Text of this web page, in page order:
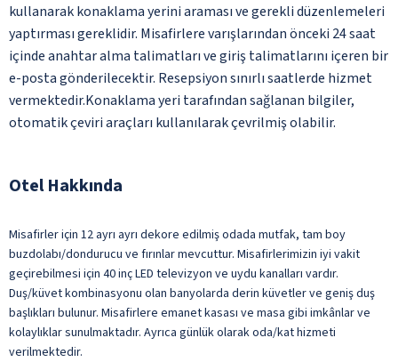
kullanarak konaklama yerini araması ve gerekli düzenlemeleri
yaptırması gereklidir. Misafirlere varışlarından önceki 24 saat
içinde anahtar alma talimatları ve giriş talimatlarını içeren bir
e-posta gönderilecektir. Resepsiyon sınırlı saatlerde hizmet
vermektedir.Konaklama yeri tarafından sağlanan bilgiler,
otomatik çeviri araçları kullanılarak çevrilmiş olabilir.
Otel Hakkında
Misafirler için 12 ayrı ayrı dekore edilmiş odada mutfak, tam boy
buzdolabı/dondurucu ve fırınlar mevcuttur. Misafirlerimizin iyi vakit
geçirebilmesi için 40 inç LED televizyon ve uydu kanalları vardır.
Duş/küvet kombinasyonu olan banyolarda derin küvetler ve geniş duş
başlıkları bulunur. Misafirlere emanet kasası ve masa gibi imkânlar ve
kolaylıklar sunulmaktadır. Ayrıca günlük olarak oda/kat hizmeti
verilmektedir.